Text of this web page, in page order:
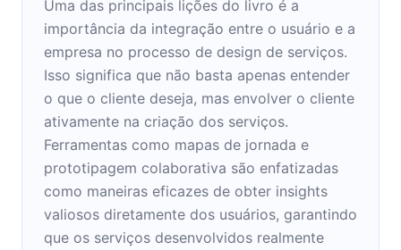
Uma das principais lições do livro é a
importância da integração entre o usuário e a
empresa no processo de design de serviços.
Isso significa que não basta apenas entender
o que o cliente deseja, mas envolver o cliente
ativamente na criação dos serviços.
Ferramentas como mapas de jornada e
prototipagem colaborativa são enfatizadas
como maneiras eficazes de obter insights
valiosos diretamente dos usuários, garantindo
que os serviços desenvolvidos realmente